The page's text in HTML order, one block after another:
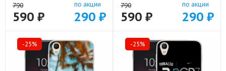
790
590 ₽
по акции
290 ₽
790
590 ₽
по акции
290 ₽
-25% -25%